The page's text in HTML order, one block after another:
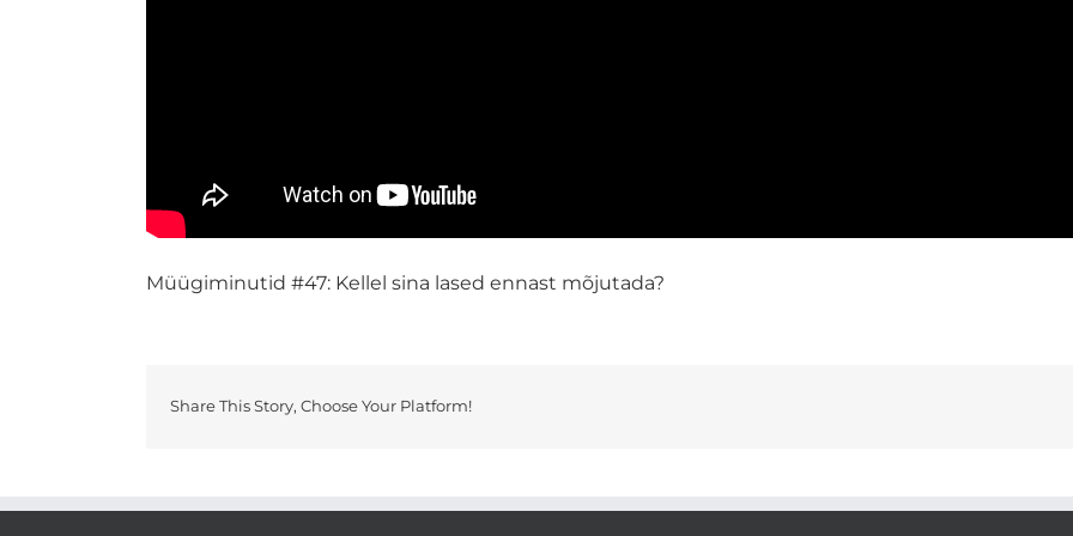
Müügiminutid #47: Kellel sina lased ennast mõjutada?
Share This Story, Choose Your Platform!